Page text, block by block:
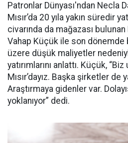
Patronlar Dünyası'ndan Necla
Mısır’da 20 yıla yakın süredir
civarında da mağazası
Vahap Küçük ile son
üzere düşük maliyetler
yatırımlarını anlattı. Küçük,
Mısır’dayız. Başka şirketler de
Araştırmaya gidenler var.
yoklanıyor” dedi.